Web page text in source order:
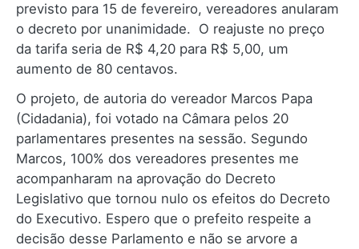
previsto para 15 de fevereiro, vereadores anularam
o decreto por unanimidade. O reajuste no preço
da tarifa seria de R$ 4,20 para R$ 5,00, um
aumento de 80 centavos.
O projeto, de autoria do vereador Marcos Papa
(Cidadania), foi votado na Câmara pelos 20
parlamentares presentes na sessão. Segundo
Marcos, 100% dos vereadores presentes me
acompanharam na aprovação do Decreto
Legislativo que tornou nulo os efeitos do Decreto
do Executivo. Espero que o prefeito respeite a
decisão desse Parlamento e não se arvore a